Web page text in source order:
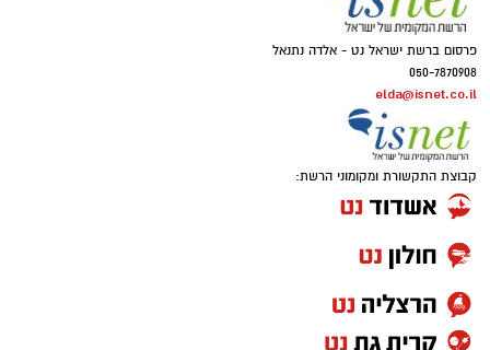
פרסום ברשת ישראל נט - אלדה נתנאל
050-7870908
elda@isnet.co.il
קבוצת התקשורת ומקומוני הרשת: